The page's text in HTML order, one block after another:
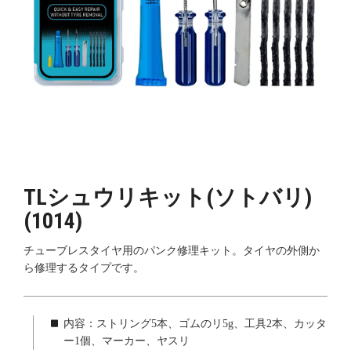
TLシュウリキット(ソトバリ)
(1014)
チューブレスタイヤ用のパンク修理キット。タイヤの外側か
ら修理するタイプです。
内容：ストリング5本、ゴムのリ5g、工具2本、カッタ
ー1個、マーカー、ヤスリ